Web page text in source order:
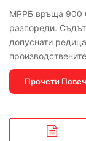
МРРБ връща 900
разпореди.
допуснати
Прочети